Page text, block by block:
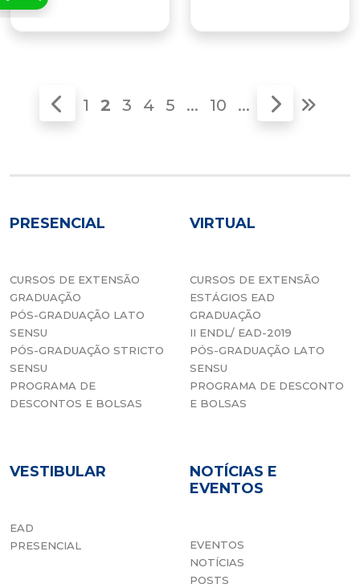
1 2 3 4 5 ... 10 ...
PRESENCIAL
CURSOS DE EXTENSÃO
GRADUAÇÃO
PÓS-GRADUAÇÃO LATO
SENSU
PÓS-GRADUAÇÃO STRICTO
SENSU
PROGRAMA DE
DESCONTOS E BOLSAS
VIRTUAL
CURSOS DE EXTENSÃO
ESTÁGIOS EAD
GRADUAÇÃO
II ENDL/ EAD-2019
PÓS-GRADUAÇÃO LATO
SENSU
PROGRAMA DE DESCONTO
E BOLSAS
VESTIBULAR
EAD
PRESENCIAL
NOTÍCIAS E
EVENTOS
EVENTOS
NOTÍCIAS
POSTS